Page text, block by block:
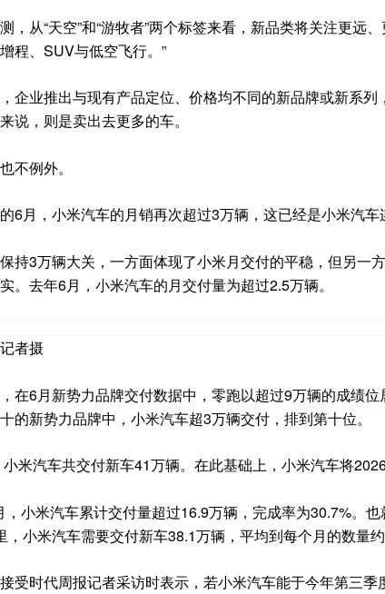
，从“天空”和“游牧者”两个标签来看，新品类将关注更远
程、SUV与低空飞行。”
企业推出与现有产品定位、价格均不同的新品牌或新系列
说，则是卖出去更多的车。
不例外。
6月，小米汽车的月销再次超过3万辆，这已经是小米汽车
持3万辆大关，一方面体现了小米月交付的平稳，但另一
。去年6月，小米汽车的月交付量为超过2.5万辆。
者摄
在6月新势力品牌交付数据中，零跑以超过9万辆的成绩
的新势力品牌中，小米汽车超3万辆交付，排到第十位。
米汽车共交付新车41万辆。在此基础上，小米汽车将
，小米汽车累计交付量超过16.9万辆，完成率为30.7%。
，小米汽车需要交付新车38.1万辆，平均到每个月的数量约
受时代周报记者采访时表示，若小米汽车能于今年第三